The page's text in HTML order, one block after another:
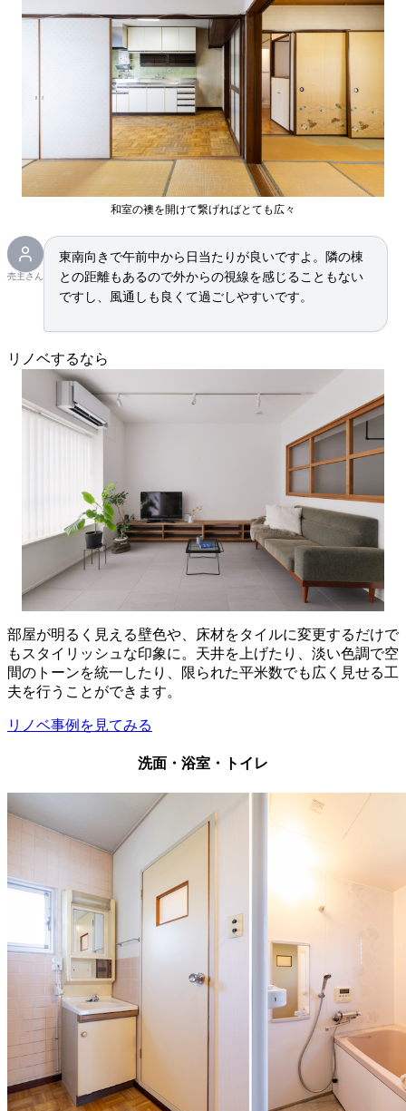
和室の襖を開けて繋げればとても広々
売主さん
東南向きで午前中から日当たりが良いですよ。隣の棟
との距離もあるので外からの視線を感じることもない
ですし、風通しも良くて過ごしやすいです。
リノベするなら
部屋が明るく見える壁色や、床材をタイルに変更するだけで
もスタイリッシュな印象に。天井を上げたり、淡い色調で空
間のトーンを統一したり、限られた平米数でも広く見せる工
夫を行うことができます。
リノベ事例を見てみる
洗面・浴室・トイレ